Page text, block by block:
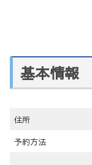
基本情報
住所
予約方法